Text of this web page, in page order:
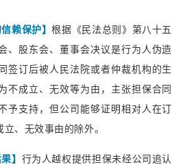
赖保护】根据《民法总则》第八十五
、股东会、董事会决议是行为人伪造
签订后被人民法院或者仲裁机构的生
不成立、无效等为由，主张担保合同
予支持，但公司能够证明相对人在订
、无效事由的除外。
】 行为人越权提供担保未经公司追认